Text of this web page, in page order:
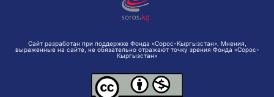
Сайт разработан при поддержке Фонда «Сорос-Кыргызстан». Мнения,
выраженные на сайте, не обязательно отражают точку зрения Фонда «Сорос-
Кыргызстан»